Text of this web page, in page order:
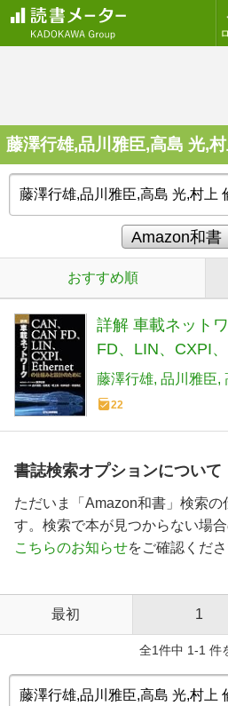
藤澤行雄,品川雅臣,高島 光,
おすすめ順
詳解 車載ネット
FD、LIN、CXPI
設計のために-
藤澤行雄 品川雅臣
22
書誌検索オプションについて
ただいま「Amazon和書」検索の
す。検索で本が見つからない場
こちらのお知らせをご確認くださ
最初 1
全1件中 1-1 件